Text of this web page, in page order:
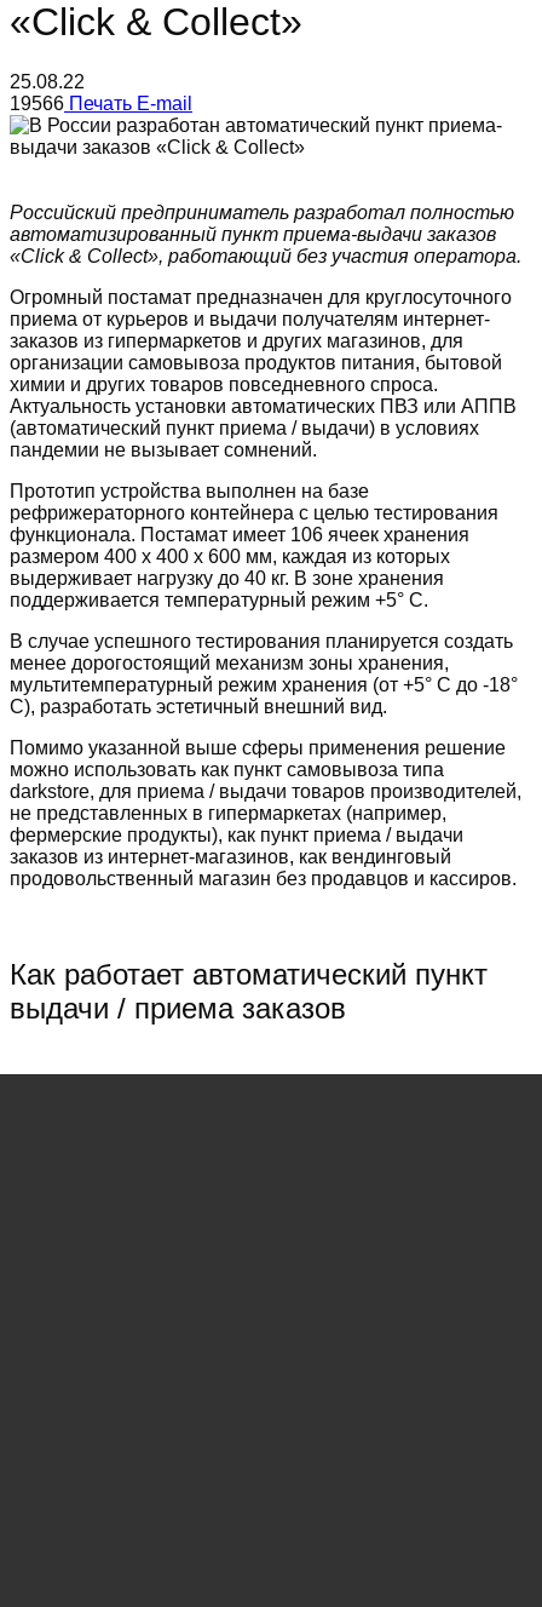
«Click & Collect»
25.08.22
19566 Печать E-mail
Российский предприниматель разработал полностью
автоматизированный пункт приема-выдачи заказов
«Click & Collect», работающий без участия оператора.
Огромный постамат предназначен для круглосуточного
приема от курьеров и выдачи получателям интернет-
заказов из гипермаркетов и других магазинов, для
организации самовывоза продуктов питания, бытовой
химии и других товаров повседневного спроса.
Актуальность установки автоматических ПВЗ или АППВ
(автоматический пункт приема / выдачи) в условиях
пандемии не вызывает сомнений.
Прототип устройства выполнен на базе
рефрижераторного контейнера с целью тестирования
функционала. Постамат имеет 106 ячеек хранения
размером 400 х 400 х 600 мм, каждая из которых
выдерживает нагрузку до 40 кг. В зоне хранения
поддерживается температурный режим +5° С.
В случае успешного тестирования планируется создать
менее дорогостоящий механизм зоны хранения,
мультитемпературный режим хранения (от +5° С до -18°
С), разработать эстетичный внешний вид.
Помимо указанной выше сферы применения решение
можно использовать как пункт самовывоза типа
darkstore, для приема / выдачи товаров производителей,
не представленных в гипермаркетах (например,
фермерские продукты), как пункт приема / выдачи
заказов из интернет-магазинов, как вендинговый
продовольственный магазин без продавцов и кассиров.
Как работает автоматический пункт
выдачи / приема заказов